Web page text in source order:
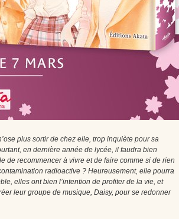
plus sortir de chez elle, trop inquiète pour sa
en dernière année de lycée, il faudra bien
de recommencer à vivre et de faire comme si de rien
radioactive ? Heureusement, elle pourra
elles ont bien l’intention de profiter de la vie, et
leur groupe de musique, Daisy, pour se redonner